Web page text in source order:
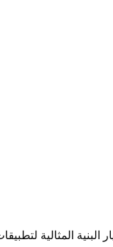
البنية المثالية